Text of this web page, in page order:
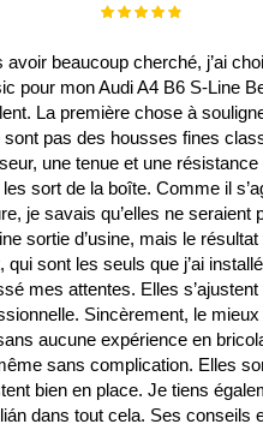
Évaluation :
avoir beaucoup cherché, j’ai
pour mon Audi A4 B6 S-Line
La première chose à
sont pas des housses fines
une tenue et une résistance
les sort de la boîte. Comme il
je savais qu’elles ne seraient
sortie d’usine, mais le
qui sont les seuls que j’ai
mes attentes. Elles
Sincèrement, le
aucune expérience en
sans complication. Elles
bien en place. Je tiens
dans tout cela. Ses conseils